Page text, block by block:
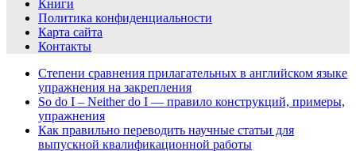
Книги
Политика конфиденциальности
Карта сайта
Контакты
Степени сравнения прилагательных в английском языке
упражнения на закрепления
So do I – Neither do I — правило конструкций, примеры,
упражнения
Как правильно переводить научные статьи для
выпускной квалификационной работы